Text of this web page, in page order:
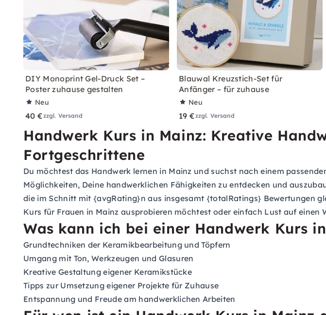
DIY Monoprint Gel-Druck Set –
Poster zuhause gestalten
Neu
40 €zzgl. Versand
Blauwal Kreuzstich-Set für
Anfänger – für zuhause
Neu
19 €zzgl. Versand
Handwerk Kurs in Mainz: Kreative
Fortgeschrittene
Du möchtest das Handwerk lernen in Mainz und suchst nach einem
Möglichkeiten, Deine handwerklichen Fähigkeiten zu entdecken und
die im Schnitt mit {avgRating}n aus insgesamt {totalRatings} Bewertungen
Kurs für Frauen in Mainz ausprobieren möchtest oder einfach Lust auf
Was kann ich bei einer Handwerk Kurs
Grundtechniken der Keramikbearbeitung und Töpfern
Umgang mit Ton, Werkzeugen und Glasuren
Kreative Gestaltung eigener Keramikstücke
Tipps zur Umsetzung eigener Projekte für Zuhause
Entspannung und Freude am handwerklichen Arbeiten